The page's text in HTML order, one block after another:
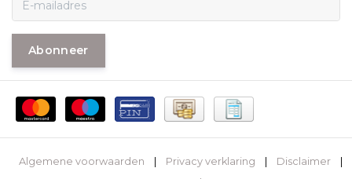
Abonneer
Algemene voorwaarden Privacy verklaring Disclaimer